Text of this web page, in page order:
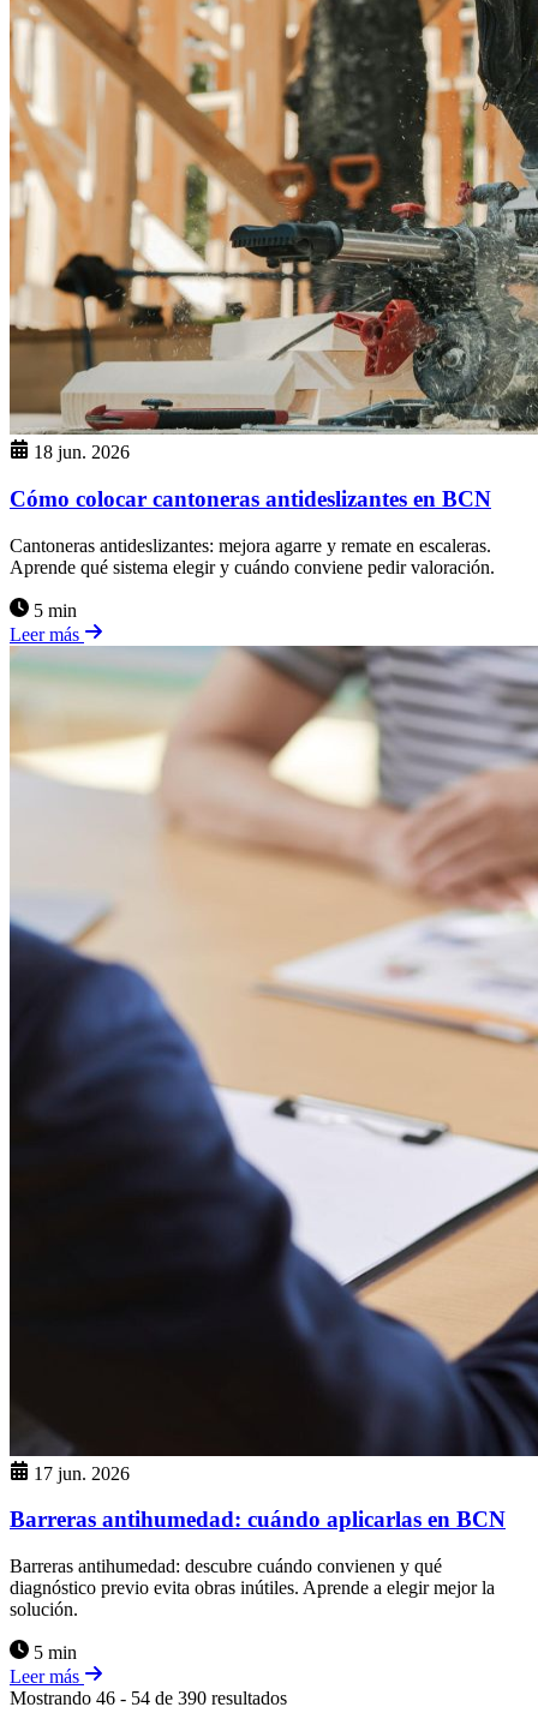
18 jun. 2026
Cómo colocar cantoneras antideslizantes en BCN
Cantoneras antideslizantes: mejora agarre y remate en escaleras.
Aprende qué sistema elegir y cuándo conviene pedir valoración.
5 min
Leer más
17 jun. 2026
Barreras antihumedad: cuándo aplicarlas en BCN
Barreras antihumedad: descubre cuándo convienen y qué
diagnóstico previo evita obras inútiles. Aprende a elegir mejor la
solución.
5 min
Leer más
Mostrando 46 - 54 de 390 resultados